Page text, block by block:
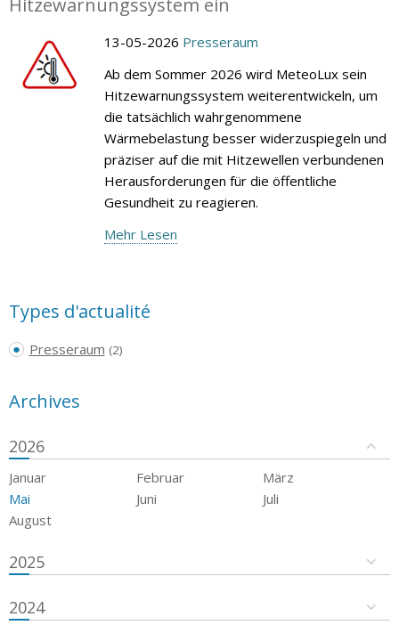
13-05-2026 Presseraum
Ab dem Sommer 2026 wird MeteoLux sein
Hitzewarnungssystem weiterentwickeln, um
die tatsächlich wahrgenommene
Wärmebelastung besser widerzuspiegeln und
präziser auf die mit Hitzewellen verbundenen
Herausforderungen für die öffentliche
Gesundheit zu reagieren.
Mehr Lesen
Types d'actualité
Presseraum (2)
Archives
2026
Januar Februar
März
Mai
Juni
Juli
August
2025
2024